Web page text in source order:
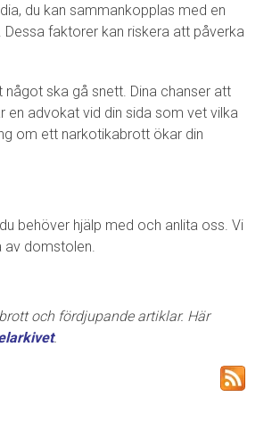
du kan sammankopplas med en
faktorer kan riskera att påverka
ska gå snett. Dina chanser att
en advokat vid din sida som vet vilka
om ett narkotikabrott ökar din
behöver hjälp med och anlita oss. Vi
domstolen.
och fördjupande artiklar. Här
.